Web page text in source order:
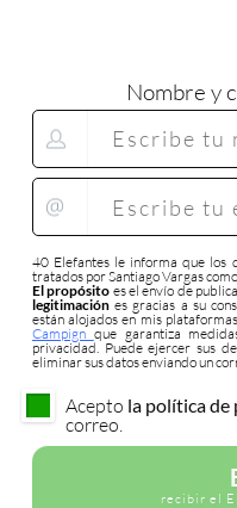
Nombre y
40 Elefantes le informa que los
tratados por Santiago Vargas
El propósito es el envío de
legitimación es gracias a su
están alojados en mis
Campign que garantiza
privacidad. Puede ejercer sus
eliminar sus datos enviando un
Acepto la política de
correo.
recibir el